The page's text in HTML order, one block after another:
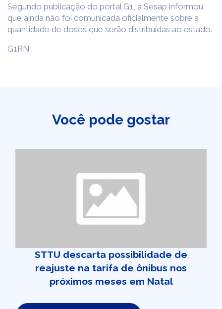
Segundo publicação do portal G1, a Sesap informou
que ainda não foi comunicada oficialmente sobre a
quantidade de doses que serão distribuídas ao estado.
G1RN
Você pode gostar
STTU descarta possibilidade de
reajuste na tarifa de ônibus nos
próximos meses em Natal